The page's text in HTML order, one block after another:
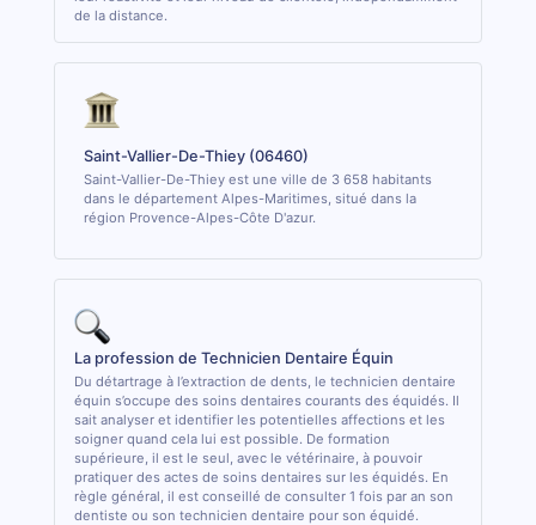
de la distance.
Saint-Vallier-De-Thiey (06460)
Saint-Vallier-De-Thiey est une ville de 3 658 habitants
dans le département Alpes-Maritimes, situé dans la
région Provence-Alpes-Côte D'azur.
La profession de Technicien Dentaire Équin
Du détartrage à l’extraction de dents, le technicien dentaire
équin s’occupe des soins dentaires courants des équidés. Il
sait analyser et identifier les potentielles affections et les
soigner quand cela lui est possible. De formation
supérieure, il est le seul, avec le vétérinaire, à pouvoir
pratiquer des actes de soins dentaires sur les équidés. En
règle général, il est conseillé de consulter 1 fois par an son
dentiste ou son technicien dentaire pour son équidé.